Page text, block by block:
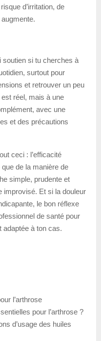
d’irritation, de
soutien si tu cherches à
surtout pour
et retrouver un peu
réel, mais à une
avec une
et des précautions
ceci : l’efficacité
que de la manière de
simple, prudente et
improvisé. Et si la douleur
le bon réflexe
de santé pour
adaptée à ton cas.
l’arthrose
pour l’arthrose ?
d’usage des huiles